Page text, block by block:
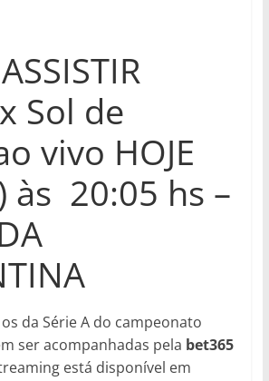
Sol de
vivo HOJE
às 20:05 hs –
da Série A do campeonato
ser acompanhadas pela bet365
está disponível em